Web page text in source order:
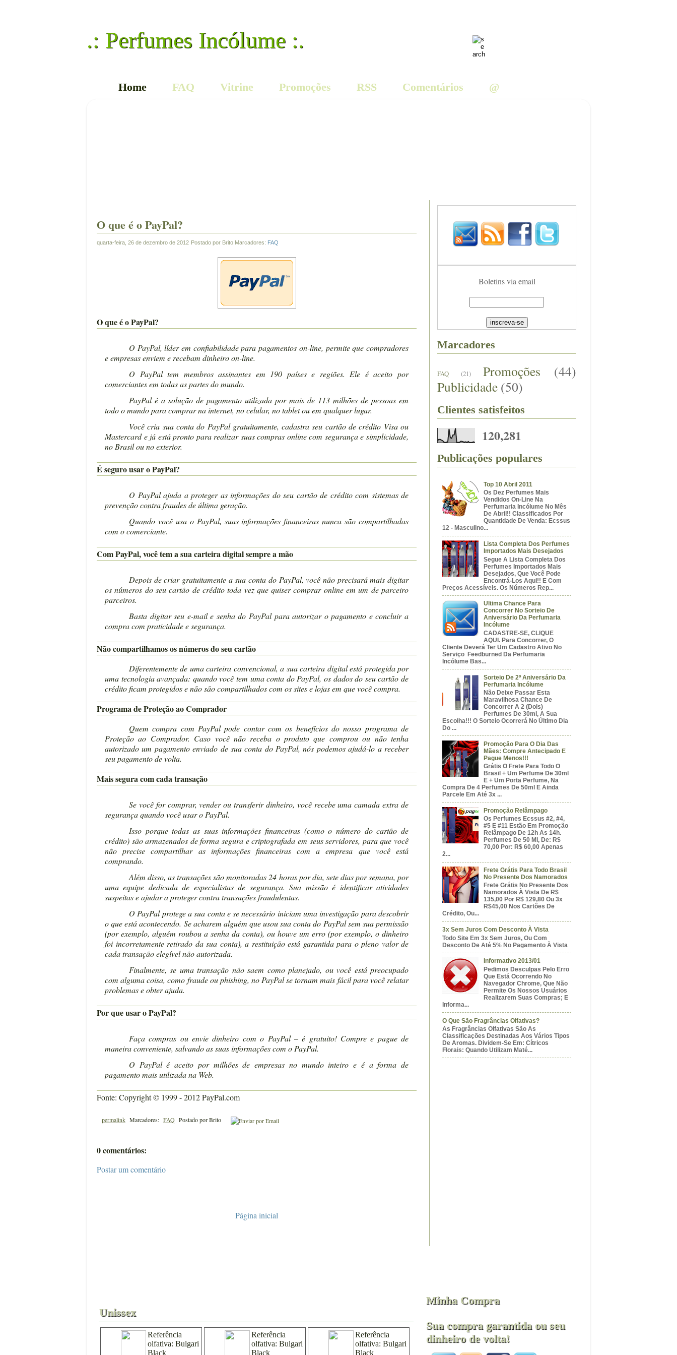
.: Perfumes Incólume :.
Home FAQ Vitrine Promoções RSS Comentários @
O que é o PayPal?
quarta-feira, 26 de dezembro de 2012 Postado por Brito Marcadores: FAQ
O que é o PayPal?
O PayPal, líder em confiabilidade para pagamentos on-line, permite que compradores
e empresas enviem e recebam dinheiro on-line.
O PayPal tem membros assinantes em 190 países e regiões. Ele é aceito por
comerciantes em todas as partes do mundo.
PayPal é a solução de pagamento utilizada por mais de 113 milhões de pessoas em
todo o mundo para comprar na internet, no celular, no tablet ou em qualquer lugar.
Você cria sua conta do PayPal gratuitamente, cadastra seu cartão de crédito Visa ou
Mastercard e já está pronto para realizar suas compras online com segurança e simplicidade,
no Brasil ou no exterior.
É seguro usar o PayPal?
O PayPal ajuda a proteger as informações do seu cartão de crédito com sistemas de
prevenção contra fraudes de última geração.
Quando você usa o PayPal, suas informações financeiras nunca são compartilhadas
com o comerciante.
Com PayPal, você tem a sua carteira digital sempre a mão
Depois de criar gratuitamente a sua conta do PayPal, você não precisará mais digitar
os números do seu cartão de crédito toda vez que quiser comprar online em um de parceiro
parceiros.
Basta digitar seu e-mail e senha do PayPal para autorizar o pagamento e concluir a
compra com praticidade e segurança.
Não compartilhamos os números do seu cartão
Diferentemente de uma carteira convencional, a sua carteira digital está protegida por
uma tecnologia avançada: quando você tem uma conta do PayPal, os dados do seu cartão de
crédito ficam protegidos e não são compartilhados com os sites e lojas em que você compra.
Programa de Proteção ao Comprador
Quem compra com PayPal pode contar com os benefícios do nosso programa de
Proteção ao Comprador. Caso você não receba o produto que comprou ou não tenha
autorizado um pagamento enviado de sua conta do PayPal, nós podemos ajudá-lo a receber
seu pagamento de volta.
Mais segura com cada transação
Se você for comprar, vender ou transferir dinheiro, você recebe uma camada extra de
segurança quando você usar o PayPal.
Isso porque todas as suas informações financeiras (como o número do cartão de
crédito) são armazenados de forma segura e criptografada em seus servidores, para que você
não precise compartilhar as informações financeiras com a empresa que você está
comprando.
Além disso, as transações são monitoradas 24 horas por dia, sete dias por semana, por
uma equipe dedicada de especialistas de segurança. Sua missão é identificar atividades
suspeitas e ajudar a proteger contra transações fraudulentas.
O PayPal protege a sua conta e se necessário iniciam uma investigação para descobrir
o que está acontecendo. Se acharem alguém que usou sua conta do PayPal sem sua permissão
(por exemplo, alguém roubou a senha da conta), ou houve um erro (por exemplo, o dinheiro
foi incorretamente retirado da sua conta), a restituição está garantida para o pleno valor de
cada transação elegível não autorizada.
Finalmente, se uma transação não saem como planejado, ou você está preocupado
com alguma coisa, como fraude ou phishing, no PayPal se tornam mais fácil para você relatar
problemas e obter ajuda.
Por que usar o PayPal?
Faça compras ou envie dinheiro com o PayPal – é gratuito! Compre e pague de
maneira conveniente, salvando as suas informações com o PayPal.
O PayPal é aceito por milhões de empresas no mundo inteiro e é a forma de
pagamento mais utilizada na Web.
Fonte: Copyright © 1999 - 2012 PayPal.com
permalink Marcadores: FAQ Postado porBrito
0 comentários:
Postar um comentário
Página inicial
Boletins via email
Marcadores
FAQ (21) Promoções
(44)
Publicidade (50)
Clientes satisfeitos
120,281
Publicações populares
Top 10 Abril 2011
Os Dez Perfumes Mais
Vendidos On-Line Na
Perfumaria Incólume No Mês
De Abril!! Classificados Por
Quantidade De Venda: Ecssus
12 - Masculino...
Lista Completa Dos Perfumes
Importados Mais Desejados
Segue A Lista Completa Dos
Perfumes Importados Mais
Desejados, Que Você Pode
Encontrá-Los Aqui!! E Com
Preços Acessíveis. Os Números Rep...
Ultima Chance Para
Concorrer No Sorteio De
Aniversário Da Perfumaria
Incólume
CADASTRE-SE, CLIQUE
AQUI. Para Concorrer, O
Cliente Deverá Ter Um Cadastro Ativo No
Serviço Feedburned Da Perfumaria
Incólume Bas...
Sorteio De 2º Aniversário Da
Perfumaria Incólume
Não Deixe Passar Esta
Maravilhosa Chance De
Concorrer A 2 (dois)
Perfumes De 30ml, A Sua
Escolha!!! O Sorteio Ocorrerá No Último Dia
Do ...
Promoção Para O Dia Das
Mães: Compre Antecipado E
Pague Menos!!!
Grátis O Frete Para Todo O
Brasil + Um Perfume De 30ml
E + Um Porta Perfume, Na
Compra De 4 Perfumes De 50ml E Ainda
Parcele Em Até 3x ...
Promoção Relâmpago
Os Perfumes Ecssus #2, #4,
#5 E #11 Estão Em Promoção
Relâmpago De 12h As 14h.
Perfumes De 50 Ml, De: R$
70,00 Por: R$ 60,00 Apenas
2...
Frete Grátis Para Todo Brasil
No Presente Dos Namorados
Frete Grátis No Presente Dos
Namorados À Vista De R$
135,00 Por R$ 129,80 Ou 3x
R$45,00 Nos Cartões De
Crédito, Ou...
3x Sem Juros Com Desconto À Vista
Todo Site Em 3x Sem Juros, Ou Com
Desconto De Até 5% No Pagamento À Vista
Informativo 2013/01
Pedimos Desculpas Pelo Erro
Que Está Ocorrendo No
Navegador Chrome, Que Não
Permite Os Nossos Usuários
Realizarem Suas Compras; E
Informa...
O Que São Fragrâncias Olfativas?
As Fragrâncias Olfativas São As
Classificações Destinadas Aos Vários Tipos
De Aromas. Dividem-Se Em: Cítricos
Florais: Quando Utilizam Maté...
Unissex
Referência
olfativa: Bulgari
Black
Referência
olfativa: Bulgari
Black
Referência
olfativa: Bulgari
Black
Minha Compra
Sua compra garantida ou seu
dinheiro de volta!